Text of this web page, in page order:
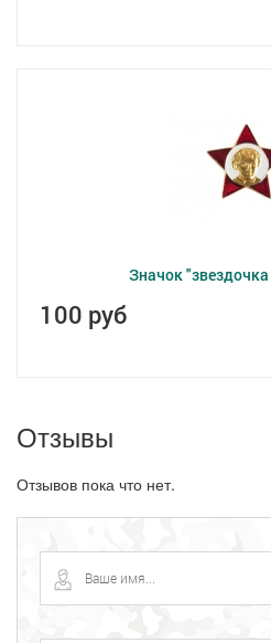
Значок
100 руб
Отзывы
Отзывов пока что нет.